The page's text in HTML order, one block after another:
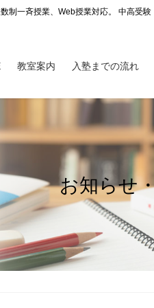
一斉授業、Web授業対応。 中高受験
教室案内 入塾までの流れ
お知らせ